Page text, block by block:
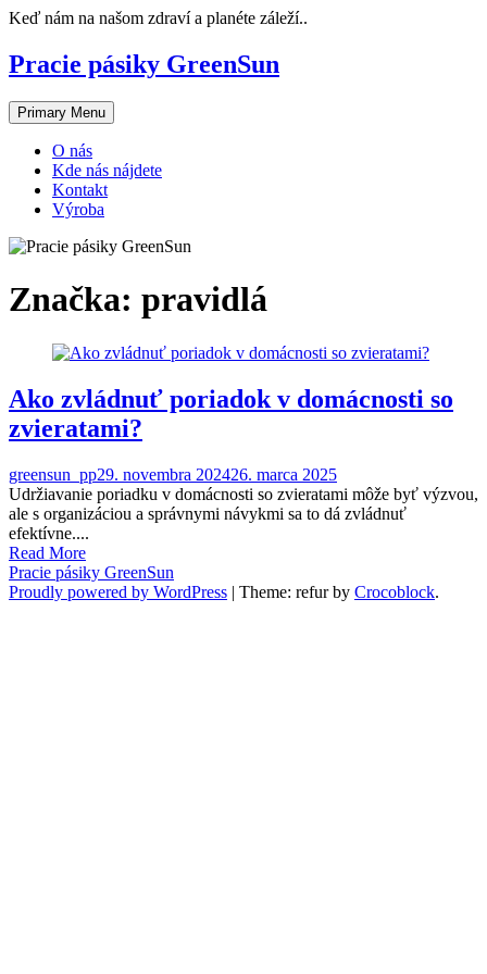
Skip
content
Keď nám na našom zdraví a planéte záleží..
Pracie pásiky GreenSun
Primary Menu
O nás
Kde nás nájdete
Kontakt
Výroba
Značka: pravidlá
Ako zvládnuť poriadok v domácnosti so
zvieratami?
greensun_pp29. novembra 202426. marca 2025
Udržiavanie poriadku v domácnosti so zvieratami môže byť výzvou,
ale s organizáciou a správnymi návykmi sa to dá zvládnuť
efektívne....
Read More
Pracie pásiky GreenSun
Proudly powered by WordPress | Theme: refur by Crocoblock.